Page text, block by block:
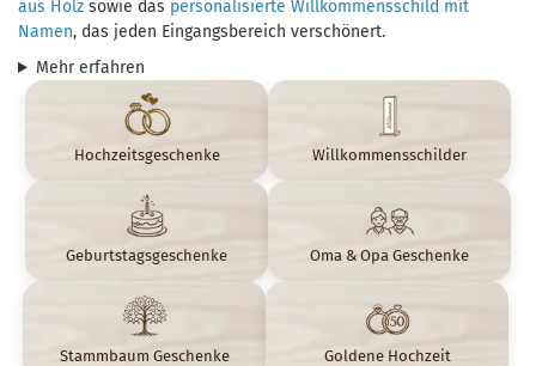
aus Holz sowie das personalisierte Willkommensschild mit
Namen, das jeden Eingangsbereich verschönert.
Mehr erfahren
Hochzeitsgeschenke Willkommensschilder
Geburtstagsgeschenke Oma & Opa Geschenke
Stammbaum Geschenke Goldene Hochzeit